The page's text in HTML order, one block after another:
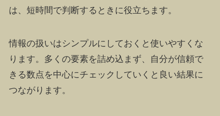
は、短時間で判断するときに役立ちます。
情報の扱いはシンプルにしておくと使いやすくな
ります。多くの要素を詰め込まず、自分が信頼で
きる数点を中心にチェックしていくと良い結果に
つながります。